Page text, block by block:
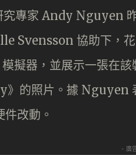
究專家 Andy Nguyen
Svensson 協助下，
擬器，並展示一張在
的照片。據 Nguyen
改動。
- 廣